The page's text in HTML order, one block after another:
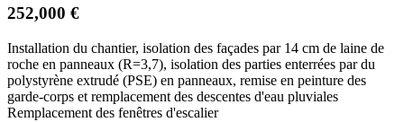
252,000 €
Installation du chantier, isolation des façades par 14 cm de laine de
roche en panneaux (R=3,7), isolation des parties enterrées par du
polystyrène extrudé (PSE) en panneaux, remise en peinture des
garde-corps et remplacement des descentes d'eau pluviales
Remplacement des fenêtres d'escalier